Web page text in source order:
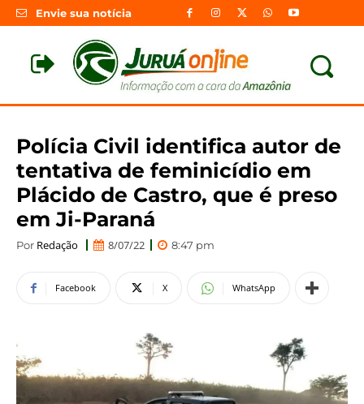
Envie sua notícia
Polícia Civil identifica autor de
tentativa de feminicídio em
Plácido de Castro, que é preso
em Ji-Paraná
Por Redação 8/07/22 8:47 pm
Facebook X WhatsApp